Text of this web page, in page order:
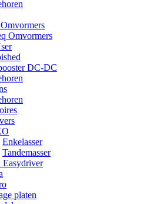
Omvormers
DC-DC
Enkelasser
Tandemasser
Easydriver
platen